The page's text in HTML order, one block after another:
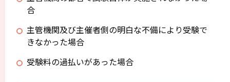
プライバシーポリシー
合
主管機関及び主催者側の明白な不備により受験で
きなかった場合
受験料の過払いがあった場合